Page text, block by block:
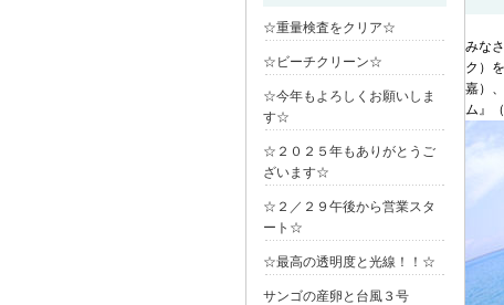
☆重量検査をクリア☆
☆ビーチクリーン☆
☆今年もよろしくお願いしま
す☆
☆２０２５年もありがとうご
ざいます☆
☆２／２９午後から営業スタ
ート☆
☆最高の透明度と光線！！☆
サンゴの産卵と台風３号
みな
ク）
嘉）
ム』